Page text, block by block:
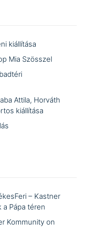
kiállítása
Mia Szösszel
Attila, Horváth
kiállítása
– Kastner
a Pápa téren
Kommunity on